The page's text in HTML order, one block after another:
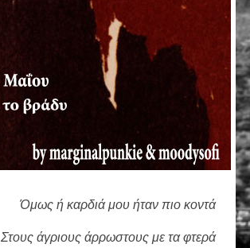
Όμως ή καρδιά μου ήταν πιο κοντά
Στους άγριους άρρωστους με τα φτερά